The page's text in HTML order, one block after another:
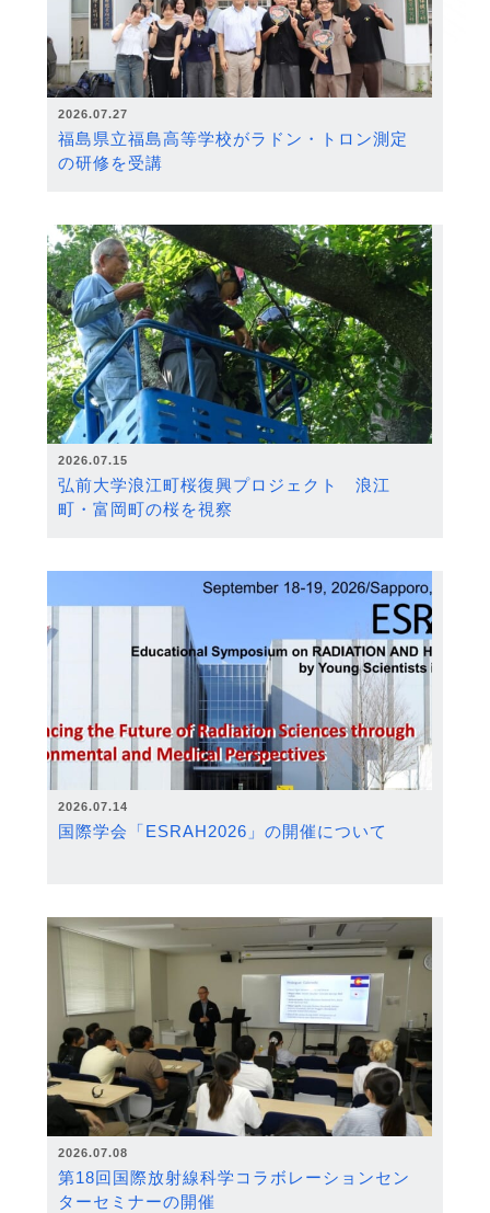
2026.07.27
福島県立福島高等学校がラドン・トロン測定
の研修を受講
2026.07.15
弘前大学浪江町桜復興プロジェクト 浪江
町・富岡町の桜を視察
2026.07.14
国際学会「ESRAH2026」の開催について
2026.07.08
第18回国際放射線科学コラボレーションセン
ターセミナーの開催